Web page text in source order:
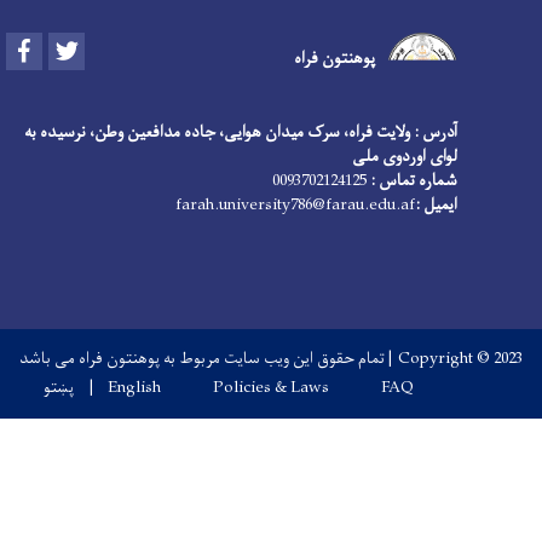
پوهنتون فراه Facebook
آدرس : ولایت فراه، سرک میدان هوایی، جاده مدافعین وطن، نرسیده به
لوای اوردوی ملی
شماره تماس :
ایمیل :farah.university786@farau.edu.af
Copyright © 2023 | تمام حقوق این ویب سایت مربوط به پوهنتون فراه می باشد
Footer menu
FAQ
Policies & Laws
English پښتو